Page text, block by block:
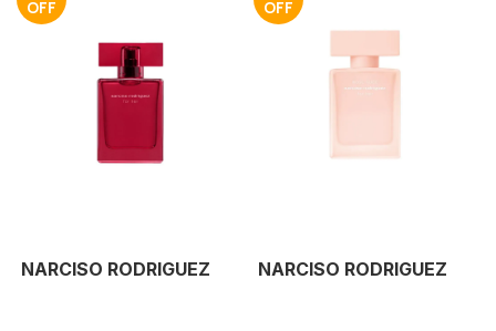
NARCISO RODRIGUEZ NARCISO RODRIGUEZ